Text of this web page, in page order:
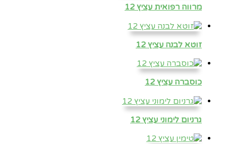
מרווה רפואית עציץ 12
זוטא לבנה עציץ 12
כוסברה עציץ 12
גרניום לימוני עציץ 12